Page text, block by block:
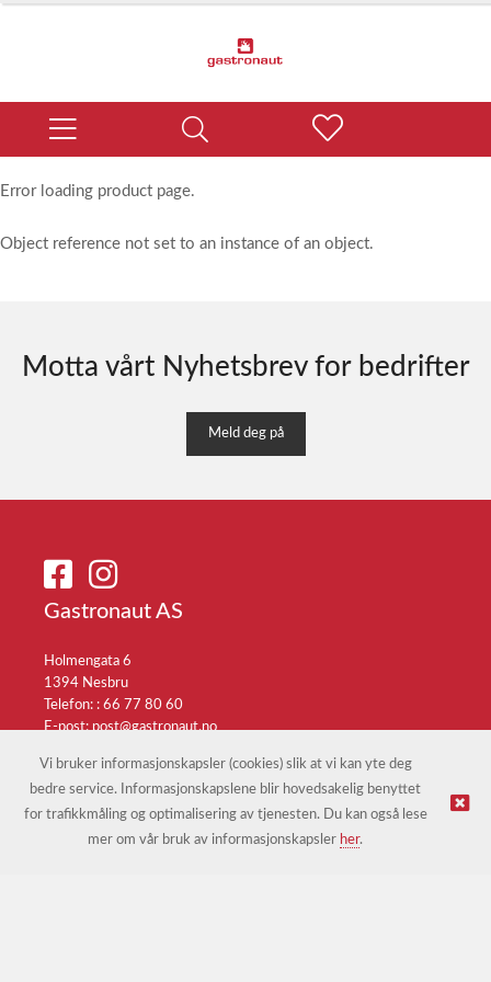
Error loading product page.
Object reference not set to an instance of an object.
Motta vårt Nyhetsbrev for bedrifter
Meld deg på
Gastronaut AS
Holmengata 6
1394 Nesbru
Telefon: : 66 77 80 60
E-post:post@gastronaut.no
© Gastronaut AS | Nettbutikk levert av Kréatif
Vi bruker informasjonskapsler (cookies) slik at vi kan yte deg
bedre service. Informasjonskapslene blir hovedsakelig benyttet
for trafikkmåling og optimalisering av tjenesten. Du kan også lese
mer om vår bruk av informasjonskapsler her.